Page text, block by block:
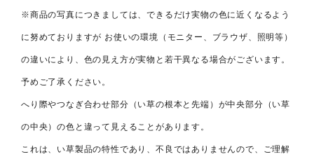
※商品の写真につきましては、できるだけ実物の色に近くなるよう
に努めておりますが お使いの環境（モニター、ブラウザ、照明等）
の違いにより、色の見え方が実物と若干異なる場合がございます。
予めご了承ください。
へり際やつなぎ合わせ部分（い草の根本と先端）が中央部分（い草
の中央）の色と違って見えることがあります。
これは、い草製品の特性であり、不良ではありませんので、ご理解